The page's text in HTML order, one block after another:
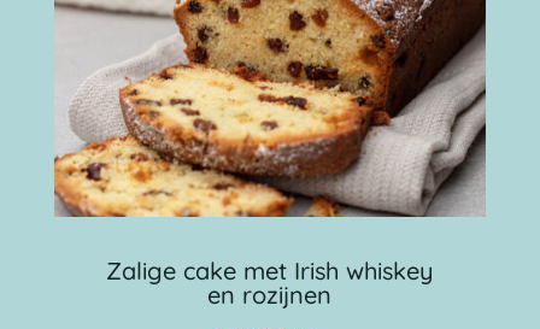
Zalige cake met Irish whiskey
en rozijnen